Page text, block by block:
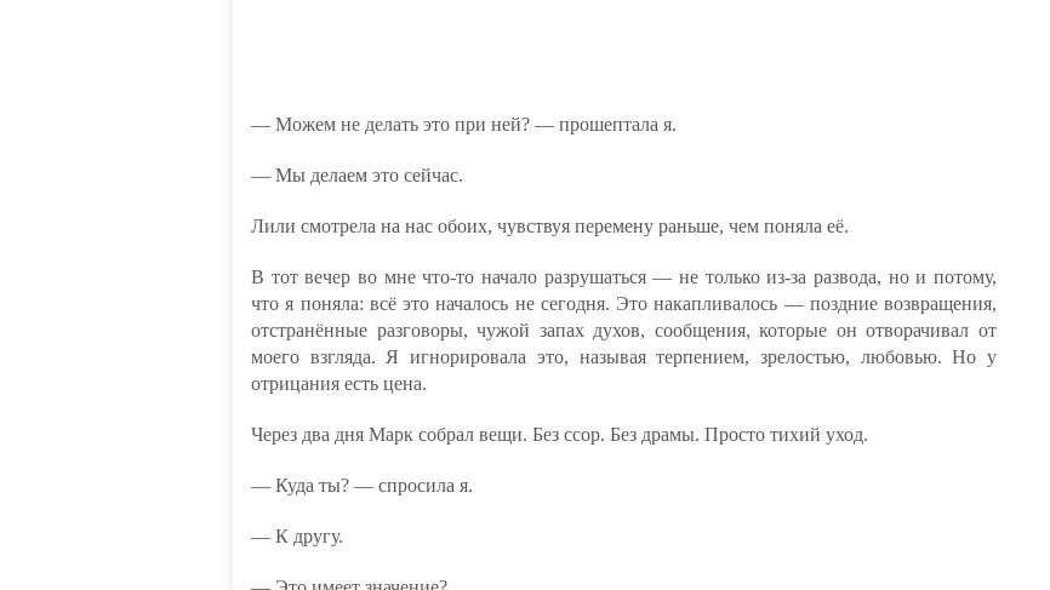
— Можем не делать это при ней? — прошептала я.
— Мы делаем это сейчас.
Лили смотрела на нас обоих, чувствуя перемену раньше, чем поняла её.
В тот вечер во мне что-то начало разрушаться — не только из-за развода, но и потому,
что я поняла: всё это началось не сегодня. Это накапливалось — поздние возвращения,
отстранённые разговоры, чужой запах духов, сообщения, которые он отворачивал от
моего взгляда. Я игнорировала это, называя терпением, зрелостью, любовью. Но у
отрицания есть цена.
Через два дня Марк собрал вещи. Без ссор. Без драмы. Просто тихий уход.
— Куда ты? — спросила я.
— К другу.